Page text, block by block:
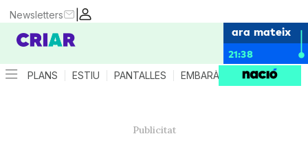
|
Newsletters
ara mateix
21:38
PLANS ESTIU PANTALLES EMBARÀS CRIANÇA